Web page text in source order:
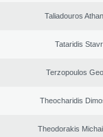
Taliadouros
Tataridis
Terzopoulos
Theocharidis
Theodorakis